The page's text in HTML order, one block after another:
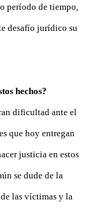
período de tiempo,
desafío jurídico su
hechos?
dificultad ante el
que hoy entregan
justicia en estos
se dude de la
las víctimas y la